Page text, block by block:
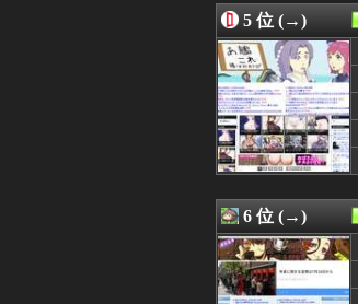
08/07 01:00
08/07 01:00
08/07 00:45
08/07 00:45
08/07 00:30
08/07 00:30
08/07 00:27
08/07 00:09
08/07 00:04
08/07 00:01
08/07 00:01
08/07 00:00
08/07 00:00
08/07 00:00
5 位 (→)
6 位 (→)